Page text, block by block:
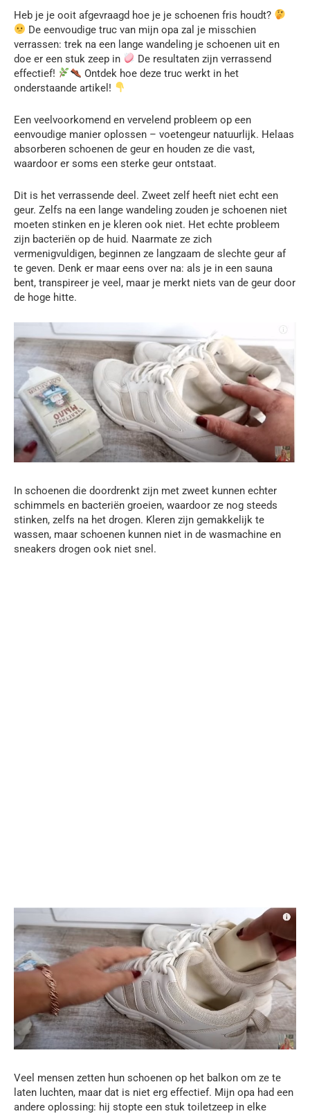
Heb je je ooit afgevraagd hoe je je schoenen fris houdt?
De eenvoudige truc van mijn opa zal je misschien
verrassen: trek na een lange wandeling je schoenen uit en
doe er een stuk zeep in
De resultaten zijn verrassend
effectief!
Ontdek hoe deze truc werkt in het
onderstaande artikel!
Een veelvoorkomend en vervelend probleem op een
eenvoudige manier oplossen – voetengeur natuurlijk. Helaas
absorberen schoenen de geur en houden ze die vast,
waardoor er soms een sterke geur ontstaat.
Dit is het verrassende deel. Zweet zelf heeft niet echt een
geur. Zelfs na een lange wandeling zouden je schoenen niet
moeten stinken en je kleren ook niet. Het echte probleem
zijn bacteriën op de huid. Naarmate ze zich
vermenigvuldigen, beginnen ze langzaam de slechte geur af
te geven. Denk er maar eens over na: als je in een sauna
bent, transpireer je veel, maar je merkt niets van de geur door
de hoge hitte.
In schoenen die doordrenkt zijn met zweet kunnen echter
schimmels en bacteriën groeien, waardoor ze nog steeds
stinken, zelfs na het drogen. Kleren zijn gemakkelijk te
wassen, maar schoenen kunnen niet in de wasmachine en
sneakers drogen ook niet snel.
Veel mensen zetten hun schoenen op het balkon om ze te
laten luchten, maar dat is niet erg effectief. Mijn opa had een
andere oplossing: hij stopte een stuk toiletzeep in elke